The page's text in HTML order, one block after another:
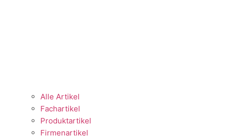
Alle Artikel
Fachartikel
Produktartikel
Firmenartikel